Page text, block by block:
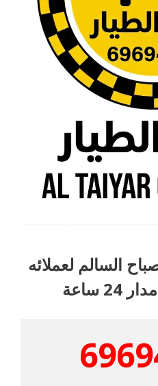
السالم لعملائه
ساعة